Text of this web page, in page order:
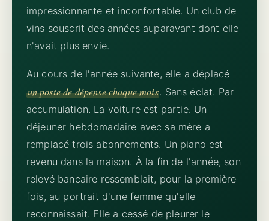
impressionnante et inconfortable. Un club de
vins souscrit des années auparavant dont elle
n'avait plus envie.
Au cours de l'année suivante, elle a déplacé
un poste de dépense chaque mois. Sans éclat. Par
accumulation. La voiture est partie. Un
déjeuner hebdomadaire avec sa mère a
remplacé trois abonnements. Un piano est
revenu dans la maison. À la fin de l'année, son
relevé bancaire ressemblait, pour la première
fois, au portrait d'une femme qu'elle
reconnaissait. Elle a cessé de pleurer le